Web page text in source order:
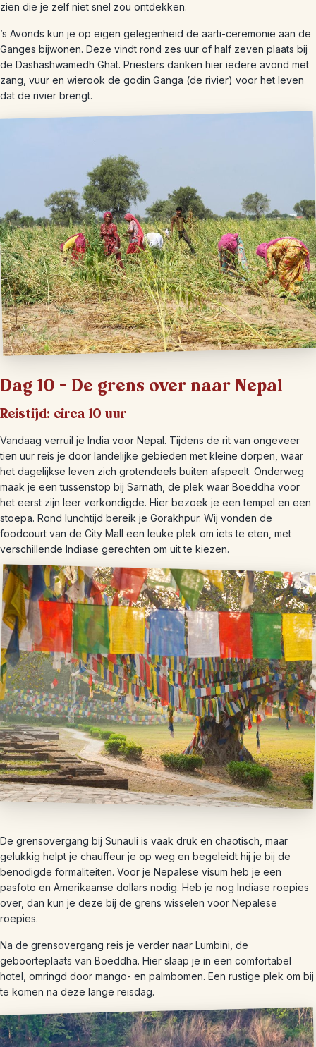
zien die je zelf niet snel zou ontdekken.
’s Avonds kun je op eigen gelegenheid de aarti-ceremonie aan de
Ganges bijwonen. Deze vindt rond zes uur of half zeven plaats bij
de Dashashwamedh Ghat. Priesters danken hier iedere avond met
zang, vuur en wierook de godin Ganga (de rivier) voor het leven
dat de rivier brengt.
Dag 10 – De grens over naar Nepal
Reistijd: circa 10 uur
Vandaag verruil je India voor Nepal. Tijdens de rit van ongeveer
tien uur reis je door landelijke gebieden met kleine dorpen, waar
het dagelijkse leven zich grotendeels buiten afspeelt. Onderweg
maak je een tussenstop bij Sarnath, de plek waar Boeddha voor
het eerst zijn leer verkondigde. Hier bezoek je een tempel en een
stoepa. Rond lunchtijd bereik je Gorakhpur. Wij vonden de
foodcourt van de City Mall een leuke plek om iets te eten, met
verschillende Indiase gerechten om uit te kiezen.
De grensovergang bij Sunauli is vaak druk en chaotisch, maar
gelukkig helpt je chauffeur je op weg en begeleidt hij je bij de
benodigde formaliteiten. Voor je Nepalese visum heb je een
pasfoto en Amerikaanse dollars nodig. Heb je nog Indiase roepies
over, dan kun je deze bij de grens wisselen voor Nepalese
roepies.
Na de grensovergang reis je verder naar Lumbini, de
geboorteplaats van Boeddha. Hier slaap je in een comfortabel
hotel, omringd door mango- en palmbomen. Een rustige plek om bij
te komen na deze lange reisdag.